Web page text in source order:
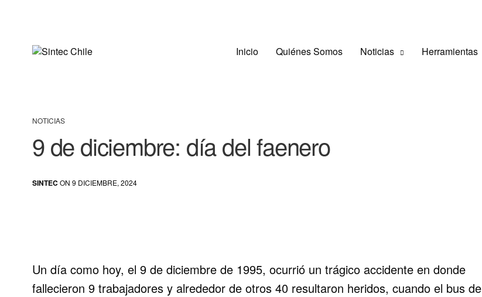
Inicio Quiénes Somos Noticias Herramientas
NOTICIAS
9 de diciembre: día del faenero
SINTEC ON 9 DICIEMBRE, 2024
Un día como hoy, el 9 de diciembre de 1995, ocurrió un trágico accidente en donde
fallecieron 9 trabajadores y alrededor de otros 40 resultaron heridos, cuando el bus de